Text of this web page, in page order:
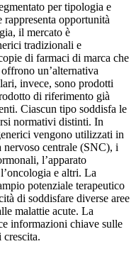
per tipologia e
opportunità
il mercato è
tradizionali e
di farmaci di marca che
un’alternativa
invece, sono prodotti
di riferimento già
Ciascun tipo soddisfa le
normativi distinti. In
vengono utilizzati in
nervoso centrale (SNC), i
l’apparato
e altri. La
potenziale terapeutico
di soddisfare diverse aree
malattie acute. La
informazioni chiave sulle
crescita.